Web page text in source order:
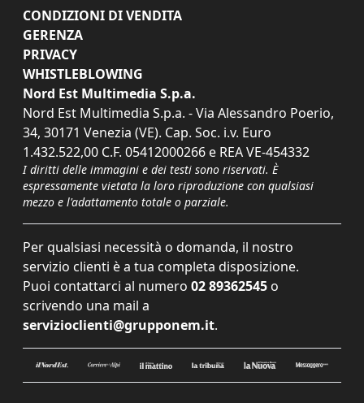
CONDIZIONI DI VENDITA
GERENZA
PRIVACY
WHISTLEBLOWING
Nord Est Multimedia S.p.a.
Nord Est Multimedia S.p.a. - Via Alessandro Poerio,
34, 30171 Venezia (VE). Cap. Soc. i.v. Euro
1.432.522,00 C.F. 05412000266 e REA VE-454332
I diritti delle immagini e dei testi sono riservati. È
espressamente vietata la loro riproduzione con qualsiasi
mezzo e l'adattamento totale o parziale.
Per qualsiasi necessità o domanda, il nostro
servizio clienti è a tua completa disposizione.
Puoi contattarci al numero 02 89362545 o
scrivendo una mail a
servizioclienti@grupponem.it.